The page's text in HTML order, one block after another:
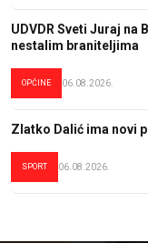
UDVDR Sveti Juraj
nestalim braniteljima
OPĆINE 06.08.2026.
Zlatko Dalić ima novi
SPORT 06.08.2026.